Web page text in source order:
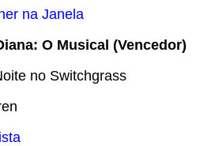
na Janela
O Musical (Vencedor)
no Switchgrass